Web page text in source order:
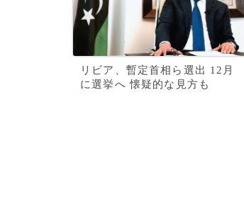
リビア、暫定首相ら選出 12月
に選挙へ 懐疑的な見方も